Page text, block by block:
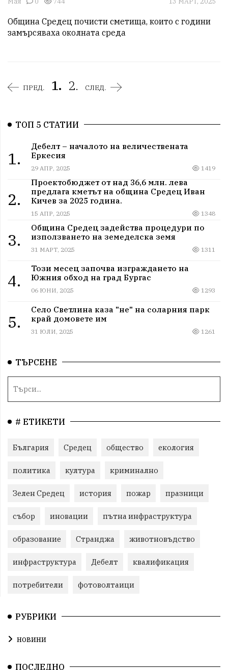
Община Средец почисти сметища, които с години
замърсяваха околната среда
ПРЕД. 1. 2. СЛЕД.
ТОП 5 СТАТИИ
1.
Дебелт – началото на величествената
Еркесия
29 АПР, 2025 1419
2.
Проектобюджет от над 36,6 млн. лева
предлага кметът на община Средец Иван
Кичев за 2025 година.
15 АПР, 2025 1348
3.
Община Средец задейства процедури по
използването на земеделска земя
31 МАРТ, 2025 1311
4.
Този месец започва изграждането на
Южния обход на град Бургас
06 ЮНИ, 2025 1293
5.
Село Светлина каза "не" на соларния парк
край домовете им
31 ЮЛИ, 2025 1261
ТЪРСЕНЕ
# ЕТИКЕТИ
България Средец общество екология
политика култура криминално
Зелен Средец история пожар празници
събор иновации пътна инфраструктура
образование Странджа животновъдство
инфраструктура Дебелт квалификация
потребители фотоволтаици
РУБРИКИ
новини
ПОСЛЕДНО